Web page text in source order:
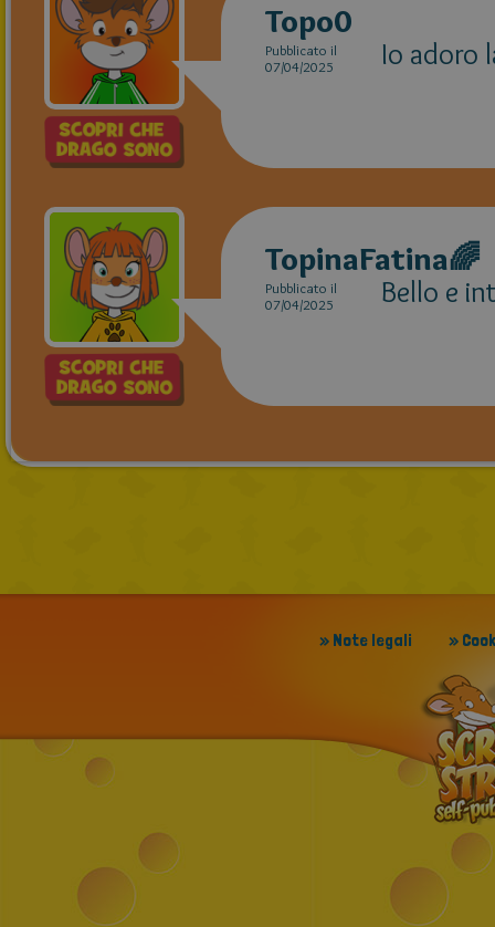
Topo0
Pubblicato il
07/04/2025
Io adoro
TopinaFatina🌈
Pubblicato il
07/04/2025
Bello e
» Note legali »